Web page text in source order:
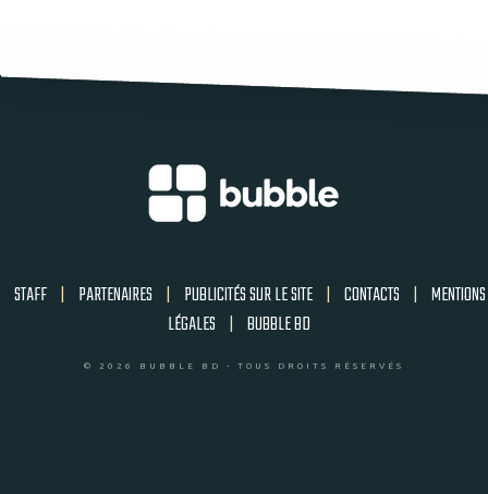
STAFF | PARTENAIRES | PUBLICITÉS SUR LE SITE | CONTACTS | MENTIONS
LÉGALES | BUBBLE BD
© 2026 BUBBLE BD - TOUS DROITS RÉSERVÉS